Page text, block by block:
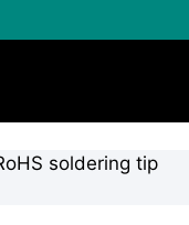
soldering tip